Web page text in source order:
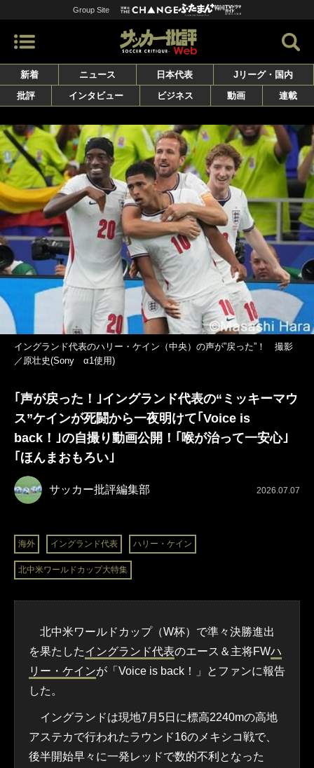
Group Site
新着 ニュース 日本代表
Jリーグ・国内
批評
インタビュー ビジネス 動画 連載
イングランド代表のハリー・ケイン（中央）の声が”戻った”！ 撮影
／原壮史(Sony α1使用)
｢声が戻った！｣イングランド代表の“ミッキーマウ
ス”ケインが死闘から一夜明けて｢Voice is
back！｣の自撮り動画公開！｢喉が治って一安心｣
｢ほんまおもろい｣
サッカー批評編集部 2026.07.07
海外 イングランド代表 ハリー・ケイン
北中米ワールドカップ大特集
北中米ワールドカップ（W杯）で準々決勝進出
を果たしたイングランド代表のエース＆主将FWハ
リー・ケインが「Voice is back！」とファンに報告
した。
イングランドは現地7月5日に標高2240mの高地
アステカで行われたラウンド16のメキシコ戦で、
後半開始早々に一発レッドで数的不利となった